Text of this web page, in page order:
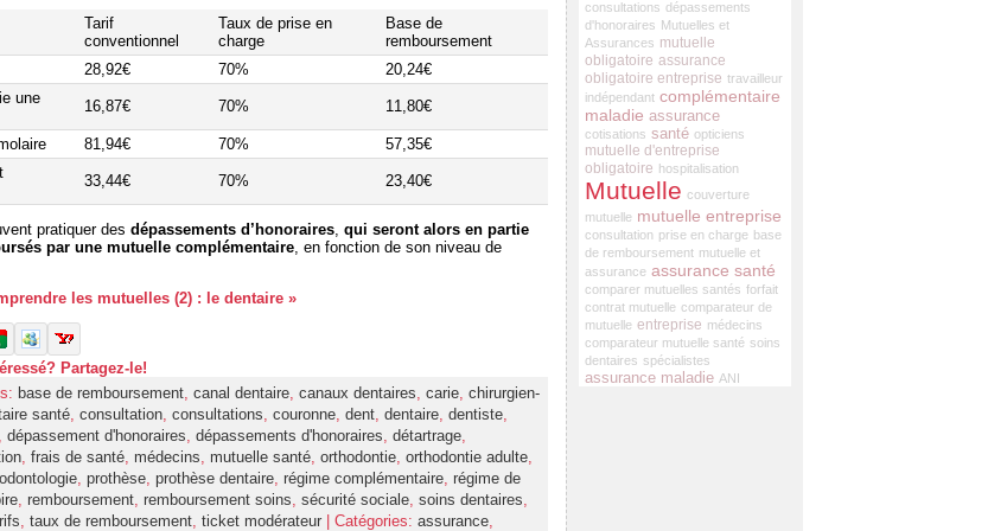
Tarif
conventionnel
Taux de prise en
charge
Base de
remboursement
28,92€ 70%
20,24€
une
16,87€ 70% 11,80€
81,94€ 70%
57,35€
33,44€ 70% 23,40€
pratiquer des dépassements d’honoraires, qui seront alors en partie
par une mutuelle complémentaire, en fonction de son niveau de
les mutuelles (2) : le dentaire »
Partagez-le!
base de remboursement canal dentaire canaux dentaires carie chirurgien-
santé consultation consultations couronne dent dentaire dentiste
dépassement d'honoraires dépassements d'honoraires détartrage
frais de santé médecins mutuelle santé orthodontie orthodontie adulte
prothèse prothèse dentaire régime complémentaire régime de
remboursement remboursement soins sécurité sociale soins dentaires
taux de remboursement ticket modérateur | Catégories: assurance
consultations dépassements
d'honoraires Mutuelles et
Assurances mutuelle
obligatoire assurance
obligatoire entreprise travailleur
indépendant complémentaire
maladie assurance
cotisations santé opticiens
mutuelle d'entreprise
obligatoire hospitalisation
Mutuelle couverture
mutuelle mutuelle entreprise
consultation prise en charge base
de remboursement mutuelle et
assurance assurance santé
comparer mutuelles santés forfait
contrat mutuelle comparateur de
mutuelle entreprise médecins
comparateur mutuelle santé soins
dentaires spécialistes
assurance maladie ANI